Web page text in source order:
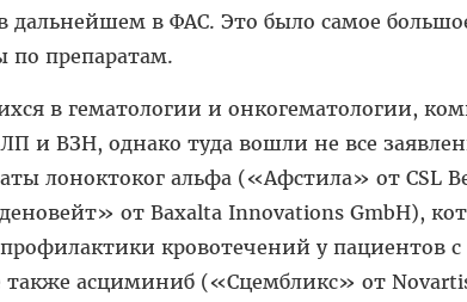
в ФАС. Это было самое
по препаратам.
в гематологии и онкогематологии,
и ВЗН, однако туда вошли не все
лоноктоког альфа («Афстила» от CSL
от Baxalta Innovations GmbH),
кровотечений у пациентов с
также асциминиб («Сцембликс» от